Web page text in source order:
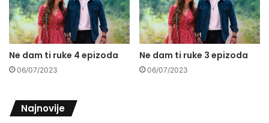
Ne dam ti ruke 4 epizoda
06/07/2023
Ne dam ti ruke 3 epizoda
06/07/2023
Najnovije